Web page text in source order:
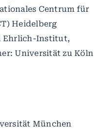
Centrum für
Heidelberg
Ehrlich-Institut,
Universität zu Köln
München